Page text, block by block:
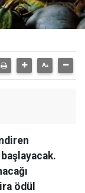
ödül